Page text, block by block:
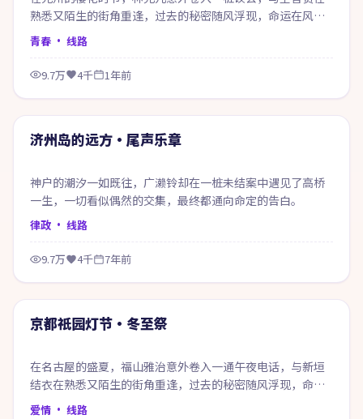
熟悉又陌生的街角重逢，过去的秘密随风浮现，命运在风雨
之间悄然改写。
青春 · 线路
9.7万 4千 1年前
精选
济州岛的远方·尾声乐章
神户的潮汐一如既往，广濑铃却在一桩未结案中遇见了高桥
一生，一切看似偶然的交集，最终都通向命定的告白。
律政 · 线路
9.7万 4千 7年前
精选
京都祇园灯节·冬至祭
在名古屋的盛夏，福山雅治意外卷入一通午夜电话，与新垣
结衣在熟悉又陌生的街角重逢，过去的秘密随风浮现，命运
在风雨之间悄然改写。
爱情 · 线路